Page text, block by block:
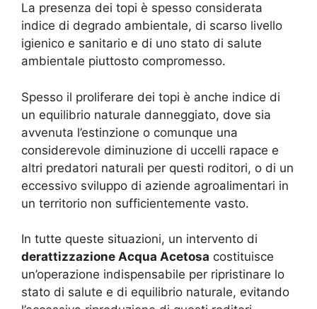
La presenza dei topi è spesso considerata
indice di degrado ambientale, di scarso livello
igienico e sanitario e di uno stato di salute
ambientale piuttosto compromesso.
Spesso il proliferare dei topi è anche indice di
un equilibrio naturale danneggiato, dove sia
avvenuta l’estinzione o comunque una
considerevole diminuzione di uccelli rapace e
altri predatori naturali per questi roditori, o di un
eccessivo sviluppo di aziende agroalimentari in
un territorio non sufficientemente vasto.
In tutte queste situazioni, un intervento di
derattizzazione Acqua Acetosa costituisce
un’operazione indispensabile per ripristinare lo
stato di salute e di equilibrio naturale, evitando